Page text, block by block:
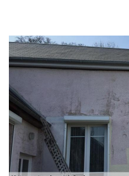
de la façade à ravaler, le
dont vous disposez, la
nous engagez pour
façade, que ce soit dans le
jouirez de la gratuité de